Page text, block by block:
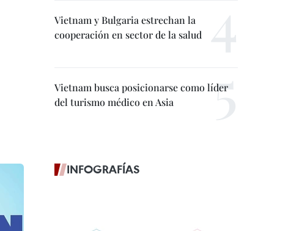
Vietnam y Bulgaria estrechan la
cooperación en sector de la salud
Vietnam busca posicionarse como líder
del turismo médico en Asia
INFOGRAFÍAS